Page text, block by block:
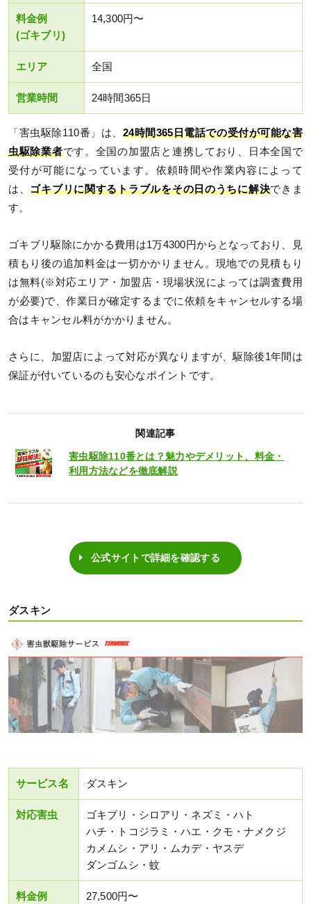
料金例
(ゴキブリ)
14,300円〜
エリア 全国
営業時間 24時間365日
「害虫駆除110番」は、 24時間365日電話での受付が可能な害
虫駆除業者です。全国の加盟店と連携しており、日本全国で
受付が可能になっています。依頼時間や作業内容によって
は、ゴキブリに関するトラブルをその日のうちに解決できま
す。
ゴキブリ駆除にかかる費用は1万4300円からとなっており、見
積もり後の追加料金は一切かかりません。現地での見積もり
は無料(※対応エリア・加盟店・現場状況によっては調査費用
が必要)で、作業日が確定するまでに依頼をキャンセルする場
合はキャンセル料がかかりません。
さらに、加盟店によって対応が異なりますが、駆除後1年間は
保証が付いているのも安心なポイントです。
関連記事
害虫駆除110番とは？魅力やデメリット、料金・
利用方法などを徹底解説
公式サイトで詳細を確認する
ダスキン
サービス名 ダスキン
対応害虫
ゴキブリ・シロアリ・ネズミ・ハト
ハチ・トコジラミ・ハエ・クモ・ナメクジ
カメムシ・アリ・ムカデ・ヤスデ
ダンゴムシ・蚊
料金例 27,500円〜